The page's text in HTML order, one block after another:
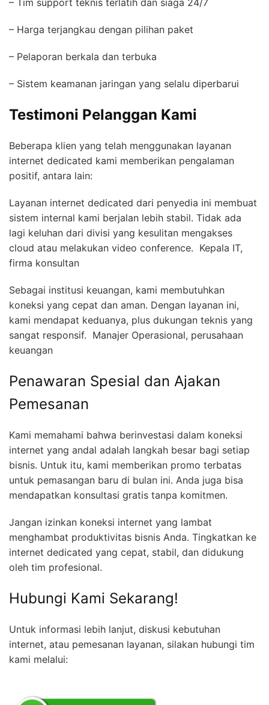
– Tim support teknis terlatih dan siaga 24/7
– Harga terjangkau dengan pilihan paket
– Pelaporan berkala dan terbuka
– Sistem keamanan jaringan yang selalu diperbarui
Testimoni Pelanggan Kami
Beberapa klien yang telah menggunakan layanan
internet dedicated kami memberikan pengalaman
positif, antara lain:
Layanan internet dedicated dari penyedia ini membuat
sistem internal kami berjalan lebih stabil. Tidak ada
lagi keluhan dari divisi yang kesulitan mengakses
cloud atau melakukan video conference.  Kepala IT,
firma konsultan
Sebagai institusi keuangan, kami membutuhkan
koneksi yang cepat dan aman. Dengan layanan ini,
kami mendapat keduanya, plus dukungan teknis yang
sangat responsif.  Manajer Operasional, perusahaan
keuangan
Penawaran Spesial dan Ajakan
Pemesanan
Kami memahami bahwa berinvestasi dalam koneksi
internet yang andal adalah langkah besar bagi setiap
bisnis. Untuk itu, kami memberikan promo terbatas
untuk pemasangan baru di bulan ini. Anda juga bisa
mendapatkan konsultasi gratis tanpa komitmen.
Jangan izinkan koneksi internet yang lambat
menghambat produktivitas bisnis Anda. Tingkatkan ke
internet dedicated yang cepat, stabil, dan didukung
oleh tim profesional.
Hubungi Kami Sekarang!
Untuk informasi lebih lanjut, diskusi kebutuhan
internet, atau pemesanan layanan, silakan hubungi tim
kami melalui: